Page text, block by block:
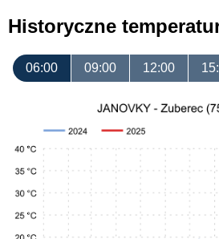
Historyczne
06:00 09:00 12:00